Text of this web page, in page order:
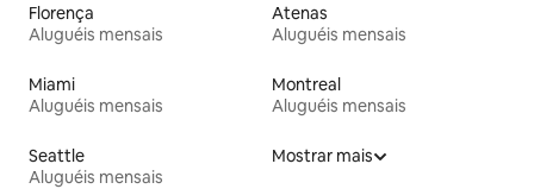
Florença
Aluguéis mensais
Atenas
Aluguéis mensais
Miami
Aluguéis mensais
Montreal
Aluguéis mensais
Seattle
Aluguéis mensais
Mostrar mais